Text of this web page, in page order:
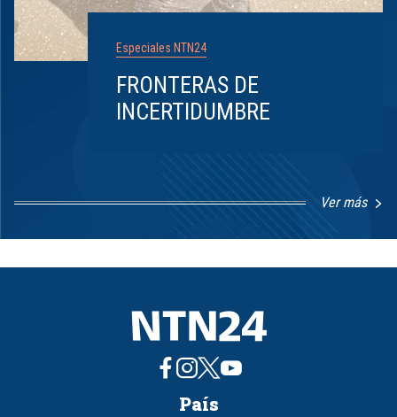
Especiales NTN24
FRONTERAS DE
INCERTIDUMBRE
Ver más
1
8
País